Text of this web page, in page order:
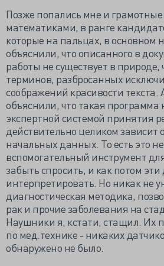
Позже попались мне и
математиками, в ранге
которые на пальцах, в основном
объяснили, что описанного в
работы не существует в природе,
терминов, разбросанных
соображений красивости текста.
объяснили, что такая программа
экспертной системой принятия
действительно целиком зависит
начальных данных. То есть это
вспомогательный инструмент
забыть спросить, и как потом
интерпретировать. Но никак не
диагностическая методика,
рак и прочие заболевания на
Наушники я, кстати, стащил. Их
по мед.технике - никаких
обнаружено не было.